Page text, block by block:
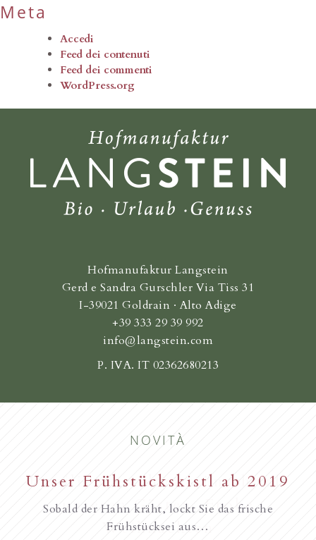
Meta
Accedi
Feed dei contenuti
Feed dei commenti
WordPress.org
Hofmanufaktur Langstein
Gerd e Sandra Gurschler Via Tiss 31
I-39021 Goldrain · Alto Adige
+39 333 29 39 992
info@langstein.com
P. IVA. IT 02362680213
NOVITÀ
Familie Gurschler wünscht all
unseren Gästen, Frohe
Weihnachten
Unser Frühstückskistl ab 2019
Sobald der Hahn kräht, lockt Sie das frische
Frühstücksei aus…